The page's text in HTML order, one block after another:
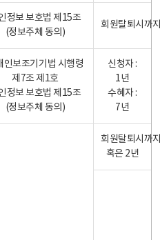
정보 보호법 제15조
(정보주체 동의)
회원탈퇴시까
인보조기기법 시행령
제7조 제1호
정보 보호법 제15조
(정보주체 동의)
신청자 :
1년
수혜자 :
7년
회원탈퇴시까
혹은 2년